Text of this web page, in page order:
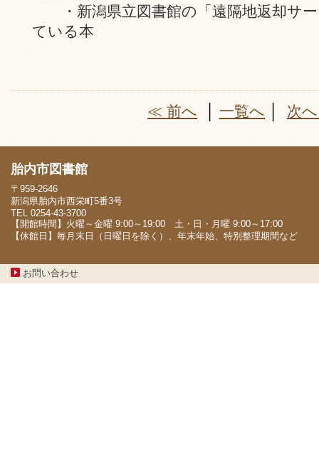
・新潟県立図書館の「遠隔地返却サー
ている本
≪ 前へ 一覧へ 次
胎内市図書館
〒959-2646
新潟県胎内市西栄町5番3号
TEL 0254-43-3700
【開館時間】火曜～金曜 9:00～19:00 土・日・月曜 9:00～17:00
【休館日】毎月末日（日曜日を除く）、年末年始、特別整理期間など
お問い合わせ